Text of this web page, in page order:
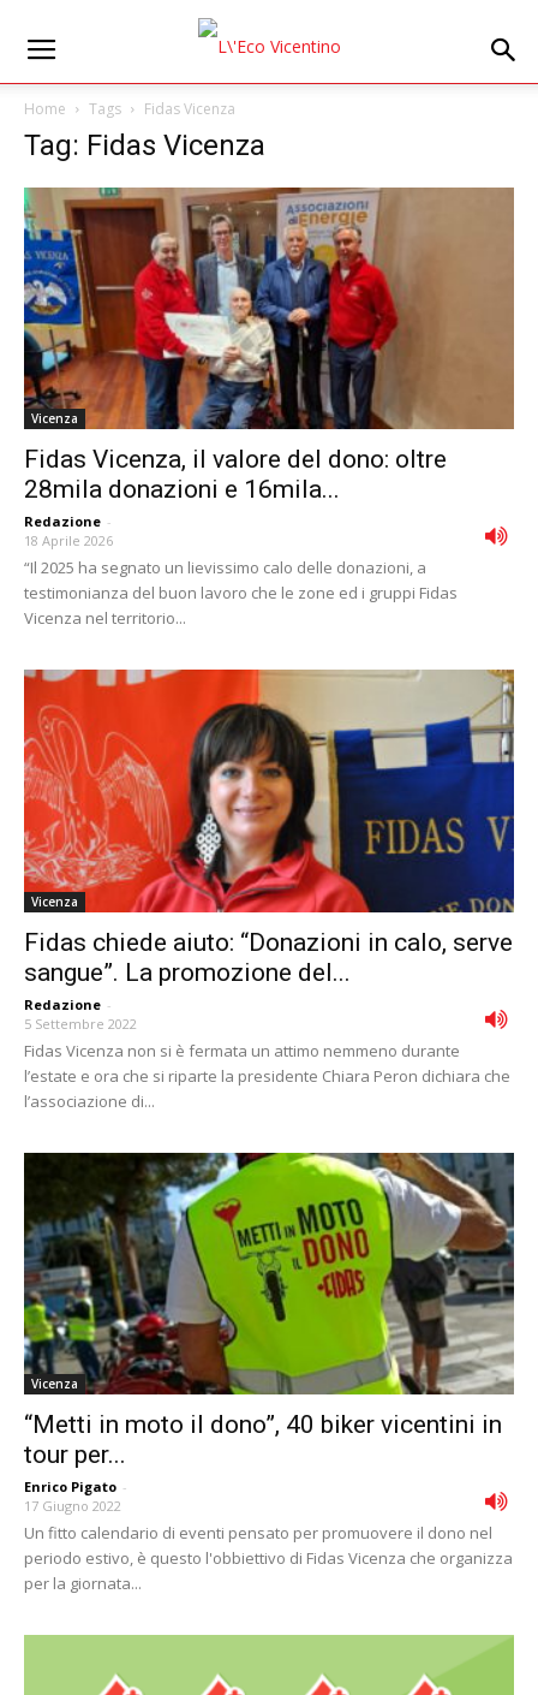
Home Tags Fidas Vicenza
Tag: Fidas Vicenza
Vicenza
Fidas Vicenza, il valore del dono: oltre
28mila donazioni e 16mila...
Redazione -
18 Aprile 2026
“Il 2025 ha segnato un lievissimo calo delle donazioni, a
testimonianza del buon lavoro che le zone ed i gruppi Fidas
Vicenza nel territorio...
Vicenza
Fidas chiede aiuto: “Donazioni in calo, serve
sangue”. La promozione del...
Redazione -
5 Settembre 2022
Fidas Vicenza non si è fermata un attimo nemmeno durante
l’estate e ora che si riparte la presidente Chiara Peron dichiara che
l’associazione di...
Vicenza
“Metti in moto il dono”, 40 biker vicentini in
tour per...
Enrico Pigato -
17 Giugno 2022
Un fitto calendario di eventi pensato per promuovere il dono nel
periodo estivo, è questo l'obbiettivo di Fidas Vicenza che organizza
per la giornata...